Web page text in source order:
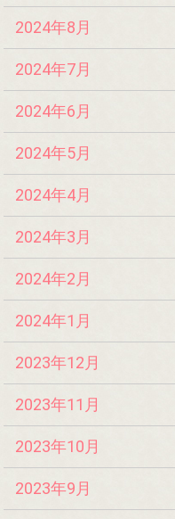
2024年8月
2024年7月
2024年6月
2024年5月
2024年4月
2024年3月
2024年2月
2024年1月
2023年12月
2023年11月
2023年10月
2023年9月